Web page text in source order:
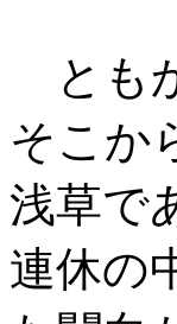
とも
そこか
浅草で
連休の